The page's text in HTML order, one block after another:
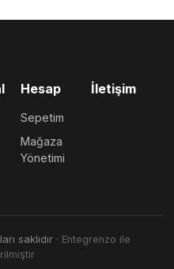
Hesap
Sepetim
Mağaza
Yönetimi
İletişim
saklıdır · Entegrenzo ile